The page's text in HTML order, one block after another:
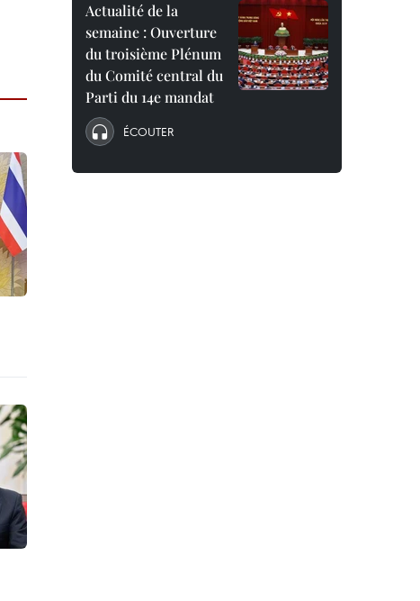
Actualité de la
semaine : Ouverture
du troisième Plénum
du Comité central du
Parti du 14e mandat
ÉCOUTER